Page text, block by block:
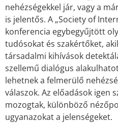
nehézségekkel jár, vagy a
is jelentős. A „Society of
konferencia egybegyűjtött
tudósokat és szakértőket,
társadalmi kihívások
szellemű dialógus
lehetnek a felmerülő
válaszok. Az előadások igen
mozogtak, különböző
ugyanazokat a jelenségeket.